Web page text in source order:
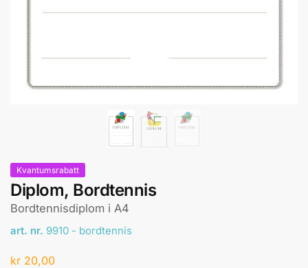
Kvantumsrabatt
Diplom, Bordtennis
Bordtennisdiplom i A4
art. nr. 9910 - bordtennis
kr 20,00